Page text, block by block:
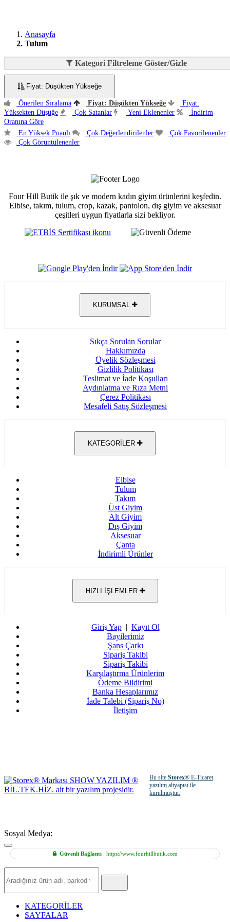
Anasayfa
Tulum
Kategori Filtreleme Göster/Gizle
Fiyat: Düşükten Yükseğe
Önerilen Sıralama Fiyat: Düşükten Yükseğe
Fiyat:
Yüksekten Düşüğe
Çok Satanlar Yeni Eklenenler
İndirim
Oranına Göre
En Yüksek Puanlı
Çok Değerlendirilenler
Çok Favorilenenler
Çok Görüntülenenler
Four Hill Butik ile şık ve modern kadın giyim ürünlerini keşfedin.
Elbise, takım, tulum, crop, kazak, pantolon, dış giyim ve aksesuar
çeşitleri uygun fiyatlarla sizi bekliyor.
KURUMSAL
Sıkça Sorulan Sorular
Hakkımızda
Üyelik Sözleşmesi
Gizlilik Politikası
Teslimat ve İade Koşulları
Aydınlatma ve Rıza Metni
Çerez Politikası
Mesafeli Satış Sözleşmesi
KATEGORİLER
Elbise
Tulum
Takım
Üst Giyim
Alt Giyim
Dış Giyim
Aksesuar
Çanta
İndirimli Ürünler
HIZLI İŞLEMLER
Giriş Yap| Kayıt Ol
Bayilerimiz
Şans Çarkı
Sipariş Takibi
Sipariş Takibi
Karşılaştırma Ürünlerim
Ödeme Bildirimi
Banka Hesaplarımız
İade Talebi (Sipariş No)
İletişim
Bu siteStorex® E-Ticaret
yazılım altyapısı ile
kurulmuştur.
Sosyal Medya:
Güvenli Bağlantıhttps://www.fourhillbutik.com
Ürün
KATEGORİLER
SAYFALAR